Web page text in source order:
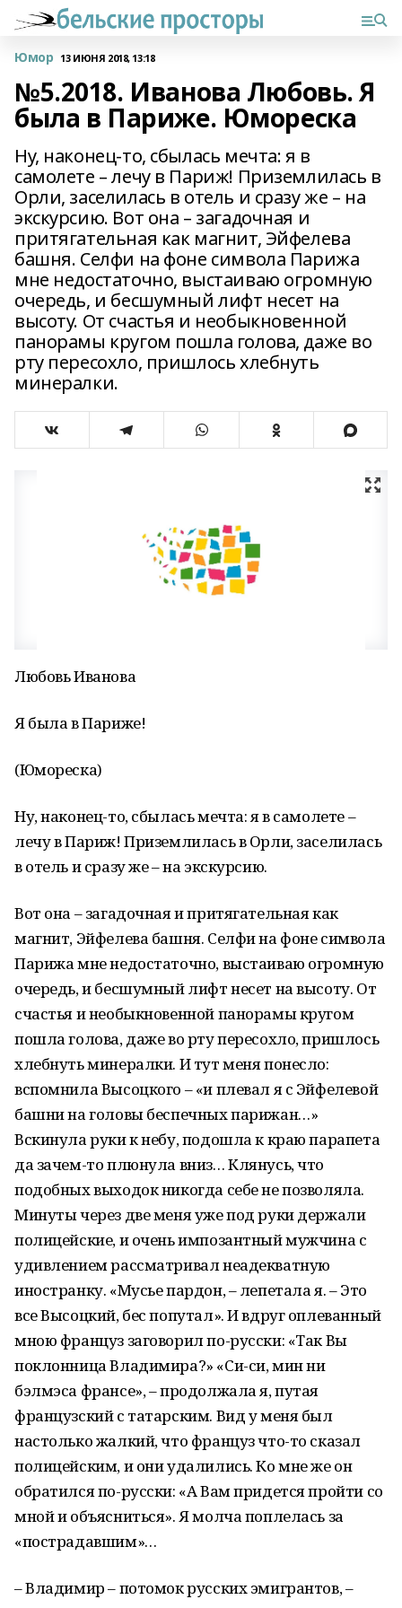
Юмор 13 ИЮНЯ 2018, 13:18
№5.2018. Иванова Любовь. Я
была в Париже. Юмореска
Ну, наконец-то, сбылась мечта: я в
самолете – лечу в Париж! Приземлилась в
Орли, заселилась в отель и сразу же – на
экскурсию. Вот она – загадочная и
притягательная как магнит, Эйфелева
башня. Селфи на фоне символа Парижа
мне недостаточно, выстаиваю огромную
очередь, и бесшумный лифт несет на
высоту. От счастья и необыкновенной
панорамы кругом пошла голова, даже во
рту пересохло, пришлось хлебнуть
минералки.
Любовь Иванова
Я была в Париже!
(Юмореска)
Ну, наконец-то, сбылась мечта: я в самолете –
лечу в Париж! Приземлилась в Орли, заселилась
в отель и сразу же – на экскурсию.
Вот она – загадочная и притягательная как
магнит, Эйфелева башня. Селфи на фоне символа
Парижа мне недостаточно, выстаиваю огромную
очередь, и бесшумный лифт несет на высоту. От
счастья и необыкновенной панорамы кругом
пошла голова, даже во рту пересохло, пришлось
хлебнуть минералки. И тут меня понесло:
вспомнила Высоцкого – «и плевал я с Эйфелевой
башни на головы беспечных парижан…»
Вскинула руки к небу, подошла к краю парапета
да зачем-то плюнула вниз… Клянусь, что
подобных выходок никогда себе не позволяла.
Минуты через две меня уже под руки держали
полицейские, и очень импозантный мужчина с
удивлением рассматривал неадекватную
иностранку. «Мусье пардон, – лепетала я. – Это
все Высоцкий, бес попутал». И вдруг оплеванный
мною француз заговорил по-русски: «Так Вы
поклонница Владимира?» «Си-си, мин ни
бэлмэса франсе», – продолжала я, путая
французский с татарским. Вид у меня был
настолько жалкий, что француз что-то сказал
полицейским, и они удалились. Ко мне же он
обратился по-русски: «А Вам придется пройти со
мной и объясниться». Я молча поплелась за
«пострадавшим»…
– Владимир – потомок русских эмигрантов, –